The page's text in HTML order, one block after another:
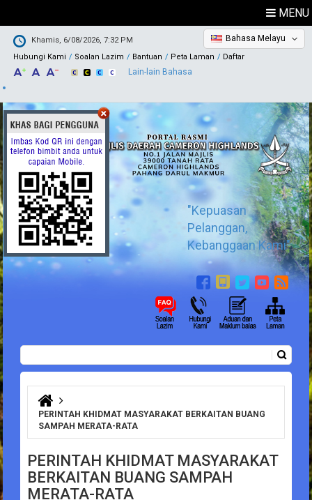
MENU
Khamis, 6/08/2026, 7:32 PM
Hubungi Kami
Soalan Lazim Bantuan Peta Laman Daftar
Bahasa Melayu
Lain-lain Bahasa
"Kepuasan
Pelanggan,
Kebanggaan Kami"
Borang carian
Anda di sini
PERINTAH KHIDMAT MASYARAKAT BERKAITAN BUANG
SAMPAH MERATA-RATA
PERINTAH KHIDMAT MASYARAKAT
BERKAITAN BUANG SAMPAH
MERATA-RATA